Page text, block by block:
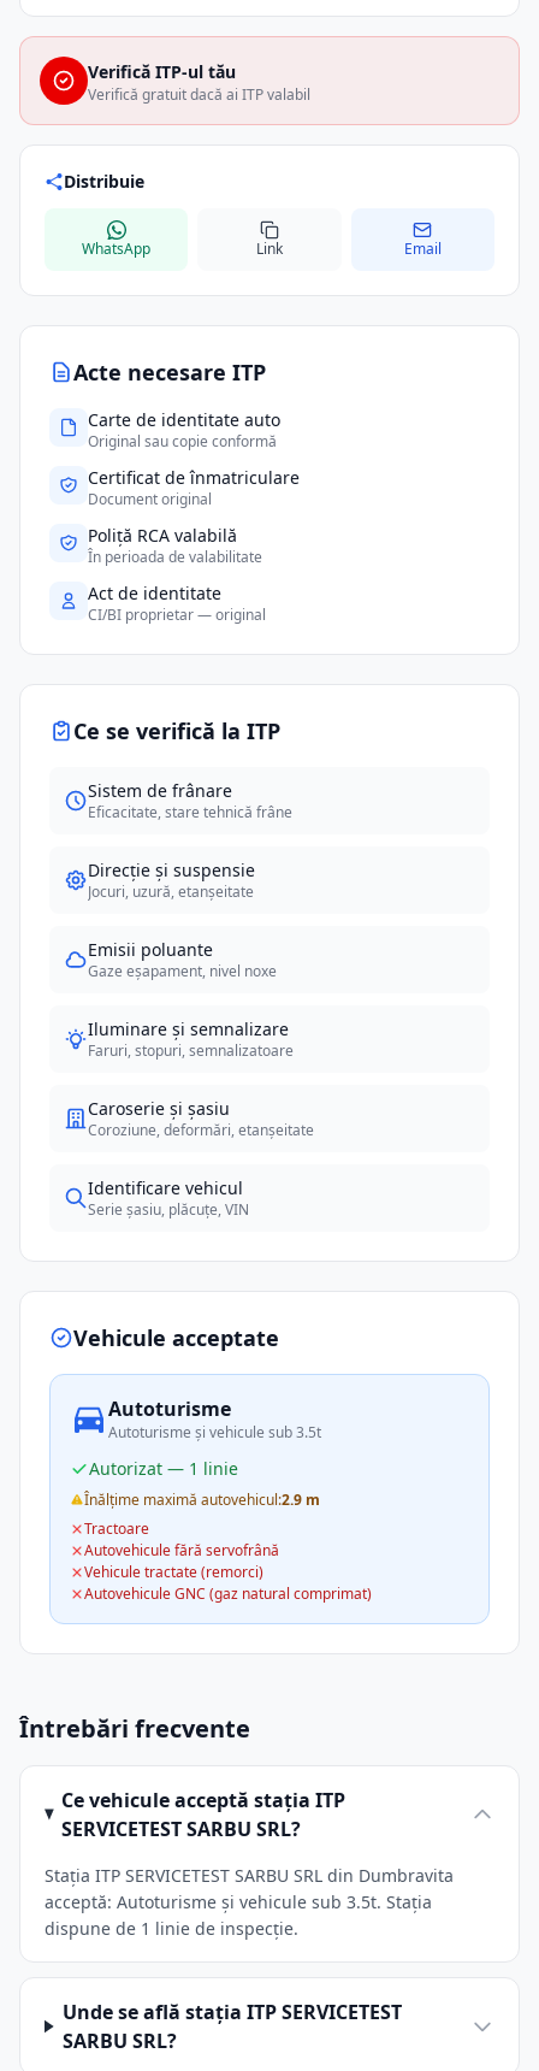
Acte necesare ITP
Carte de identitate auto
Original sau copie conformă
Certificat de înmatriculare
Document original
Poliță RCA valabilă
În perioada de valabilitate
Act de identitate
CI/BI proprietar — original
Ce se verifică la ITP
Sistem de frânare
Eficacitate, stare tehnică frâne
Direcție și suspensie
Jocuri, uzură, etanșeitate
Emisii poluante
Gaze eșapament, nivel noxe
Iluminare și semnalizare
Faruri, stopuri, semnalizatoare
Caroserie și șasiu
Coroziune, deformări, etanșeitate
Identificare vehicul
Serie șasiu, plăcuțe, VIN
Vehicule acceptate
Autoturisme
Autoturisme și vehicule sub 3.5t
Autorizat — 1 linie
Înălțime maximă autovehicul:2.9 m
Tractoare
Autovehicule fără servofrână
Vehicule tractate (remorci)
Autovehicule GNC (gaz natural comprimat)
Verifică ITP-ul tău
Verifică gratuit dacă ai ITP valabil
Distribuie
WhatsApp Link Email
Întrebări frecvente
Ce vehicule acceptă stația ITP
SERVICETEST SARBU SRL?
Stația ITP SERVICETEST SARBU SRL din Dumbravita
acceptă: Autoturisme și vehicule sub 3.5t. Stația
dispune de 1 linie de inspecție.
Unde se află stația ITP SERVICETEST
SARBU SRL?